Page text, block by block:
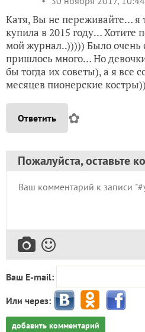
Катя, Вы не переживайте… я
купила в 2015 году… Хотите
мой журнал..))))) Было очень
пришлось много… Но
бы тогда их советы), а я все
месяцев пионерские
Ответить ✿
Пожалуйста, оставьте
Ваш E-mail:
Или через:
добавить комментарий